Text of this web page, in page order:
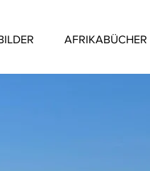
AFRIKABÜCHER